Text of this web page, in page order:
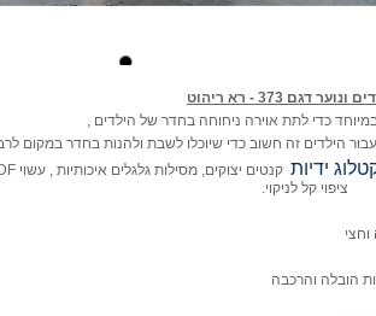
דגם 373 - רא ריהוט
כדי לתת אוירה ניחוחה בחדר של הילדים ,
הילדים זה חשוב כדי שיוכלו לשבת ולהנות בחדר במקום
ידיות
ציפוי קל לניקוי.